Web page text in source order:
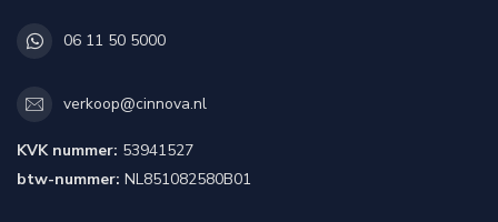
06 11 50 5000
verkoop@cinnova.nl
KVK nummer: 53941527
btw-nummer: NL851082580B01